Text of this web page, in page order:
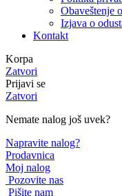
Obaveštenje
Izjava o
Kontakt
Korpa
Zatvori
Prijavi se
Zatvori
Nemate nalog još uvek?
Napravite nalog?
Prodavnica
Moj nalog
Pozovite nas
Pišite nam